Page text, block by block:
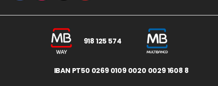
918 125 574
IBAN PT50 0269 0109 0020 0029 1608 8